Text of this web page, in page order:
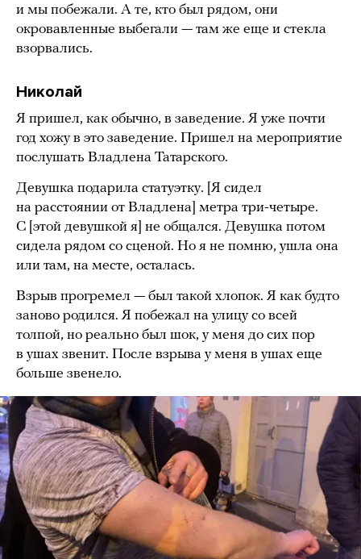
и мы побежали. А те, кто был рядом, они
окровавленные выбегали — там же еще и стекла
взорвались.
Николай
Я пришел, как обычно, в заведение. Я уже почти
год хожу в это заведение. Пришел на мероприятие
послушать Владлена Татарского.
Девушка подарила статуэтку. [Я сидел
на расстоянии от Владлена] метра три-четыре.
С [этой девушкой я] не общался. Девушка потом
сидела рядом со сценой. Но я не помню, ушла она
или там, на месте, осталась.
Взрыв прогремел — был такой хлопок. Я как будто
заново родился. Я побежал на улицу со всей
толпой, но реально был шок, у меня до сих пор
в ушах звенит. После взрыва у меня в ушах еще
больше звенело.